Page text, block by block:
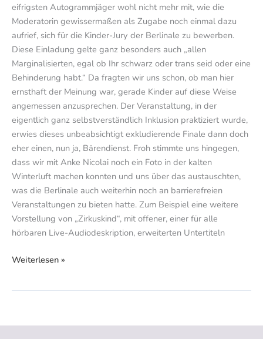
eifrigsten Autogrammjäger wohl nicht mehr mit, wie die
Moderatorin gewissermaßen als Zugabe noch einmal dazu
aufrief, sich für die Kinder-Jury der Berlinale zu bewerben.
Diese Einladung gelte ganz besonders auch „allen
Marginalisierten, egal ob Ihr schwarz oder trans seid oder eine
Behinderung habt.“ Da fragten wir uns schon, ob man hier
ernsthaft der Meinung war, gerade Kinder auf diese Weise
angemessen anzusprechen. Der Veranstaltung, in der
eigentlich ganz selbstverständlich Inklusion praktiziert wurde,
erwies dieses unbeabsichtigt exkludierende Finale dann doch
eher einen, nun ja, Bärendienst. Froh stimmte uns hingegen,
dass wir mit Anke Nicolai noch ein Foto in der kalten
Winterluft machen konnten und uns über das austauschten,
was die Berlinale auch weiterhin noch an barrierefreien
Veranstaltungen zu bieten hatte. Zum Beispiel eine weitere
Vorstellung von „Zirkuskind“, mit offener, einer für alle
hörbaren Live-Audiodeskription, erweiterten Untertiteln
Weiterlesen »